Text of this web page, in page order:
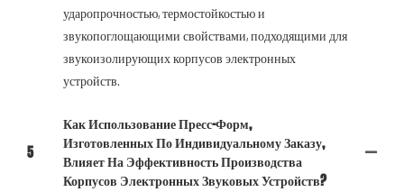
ударопрочностью, термостойкостью и
звукопоглощающими свойствами, подходящими для
звукоизолирующих корпусов электронных
устройств.
5
Как Использование Пресс-Форм,
Изготовленных По Индивидуальному Заказу,
Влияет На Эффективность Производства
Корпусов Электронных Звуковых Устройств?